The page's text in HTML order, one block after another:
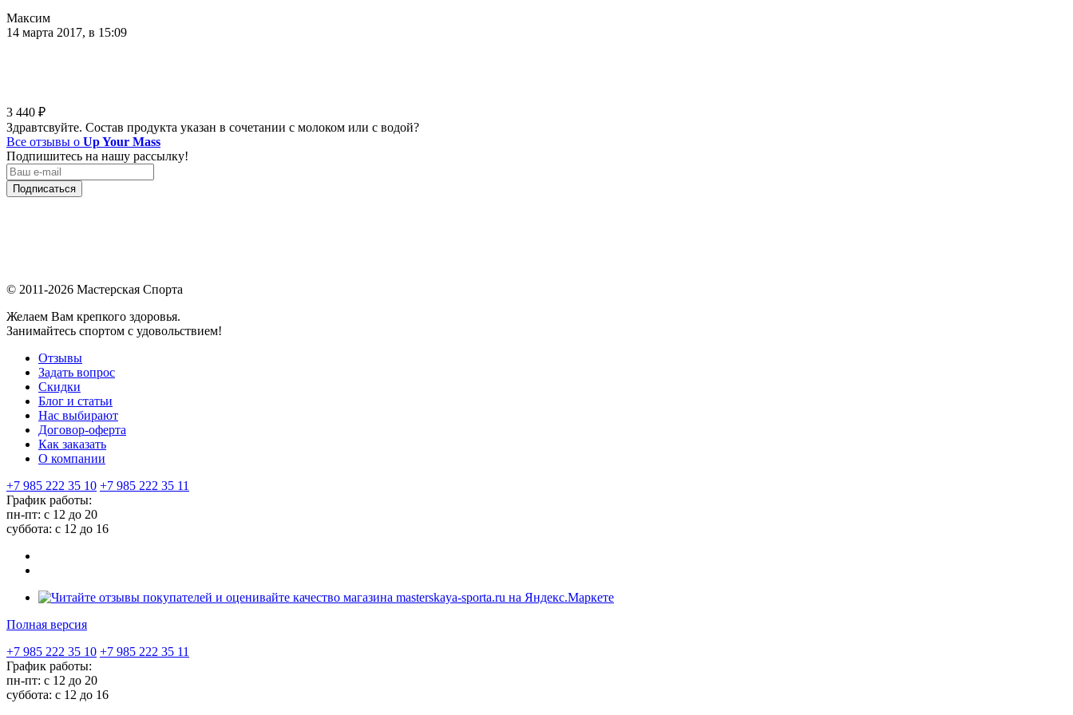
Максим
14 марта 2017, в 15:09
3 440 ₽
Здравтсвуйте. Состав продукта указан в сочетании с молоком или с водой?
Все отзывы о Up Your Mass
Подпишитесь на нашу рассылку!
Подписаться
© 2011-2026 Мастерская Спорта
Желаем Вам крепкого здоровья.
Занимайтесь спортом с удовольствием!
Отзывы
Задать вопрос
Скидки
Блог и статьи
Нас выбирают
Договор-оферта
Как заказать
О компании
+7 985 222 35 10 +7 985 222 35 11
График работы:
пн-пт: с 12 до 20
суббота: c 12 до 16
Полная версия
+7 985 222 35 10 +7 985 222 35 11
График работы:
пн-пт: с 12 до 20
суббота: c 12 до 16